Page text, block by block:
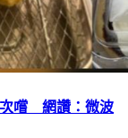
次嚐 網讚：微波